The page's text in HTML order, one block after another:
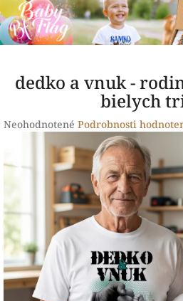
Prejsť
na
obsah
dedko a vnuk -
bielych
Priemerné
je
0,0
5
hviezdičiek.
Neohodnotené Podrobnosti